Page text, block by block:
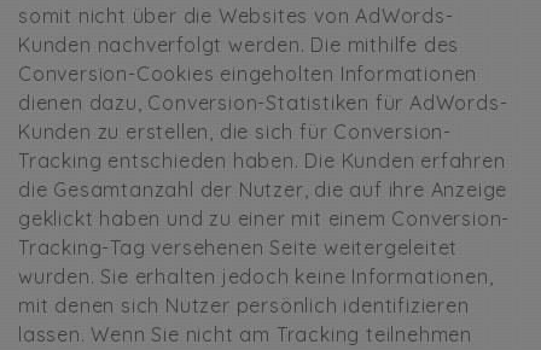
somit nicht über die Websites von AdWords-
Kunden nachverfolgt werden. Die mithilfe des
Conversion-Cookies eingeholten Informationen
dienen dazu, Conversion-Statistiken für AdWords-
Kunden zu erstellen, die sich für Conversion-
Tracking entschieden haben. Die Kunden erfahren
die Gesamtanzahl der Nutzer, die auf ihre Anzeige
geklickt haben und zu einer mit einem Conversion-
Tracking-Tag versehenen Seite weitergeleitet
wurden. Sie erhalten jedoch keine Informationen,
mit denen sich Nutzer persönlich identifizieren
lassen. Wenn Sie nicht am Tracking teilnehmen